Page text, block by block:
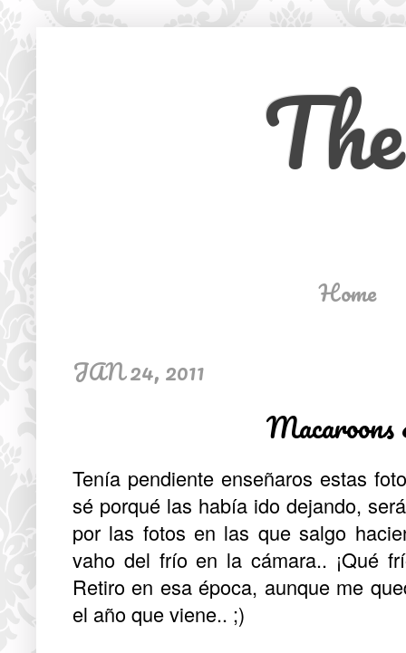
Home
JAN 24, 2011
Tenía pendiente enseñaros estas
sé porqué las había ido dejando,
por las fotos en las que salgo
vaho del frío en la cámara.. ¡Qué
Retiro en esa época, aunque me
el año que viene.. ;)